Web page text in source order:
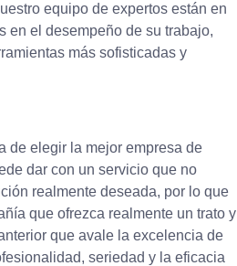
equipo de expertos están en
en el desempeño de su trabajo,
más sofisticadas y
de elegir la mejor empresa de
dar con un servicio que no
realmente deseada, por lo que
que ofrezca realmente un trato y
que avale la excelencia de
seriedad y la eficacia